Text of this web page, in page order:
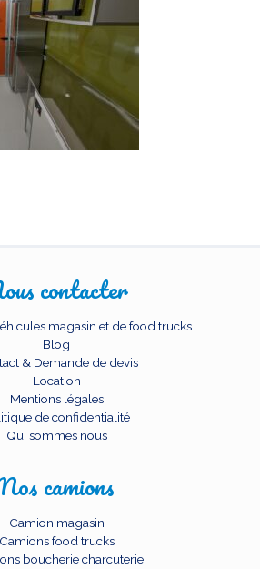
contacter
magasin et de food trucks
Blog
& Demande de devis
Location
Mentions légales
de confidentialité
Qui sommes nous
camions
Camion magasin
Camions food trucks
boucherie charcuterie